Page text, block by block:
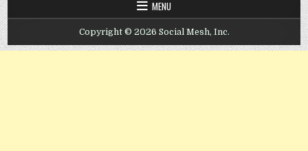
MENU
Copyright © 2026 Social Mesh, Inc.